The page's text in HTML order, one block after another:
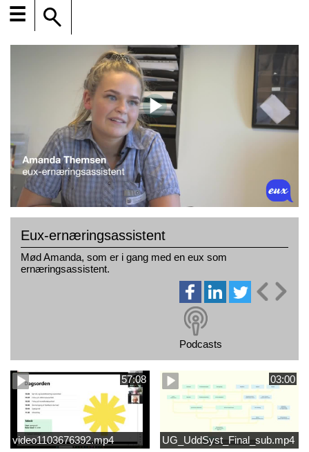
☰
Eux-ernæringsassistent
Mød Amanda, som er i gang med en eux som
ernæringsassistent.
Podcasts
57:08
video1103676392.mp4
03:00
UG_UddSyst_Final_sub.mp4